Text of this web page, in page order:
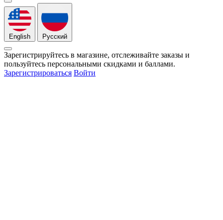
English Русский
Зарегистрируйтесь в магазине, отслеживайте заказы и
пользуйтесь персональными скидками и баллами.
Зарегистрироваться Войти